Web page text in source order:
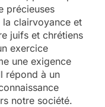
précieuses
clairvoyance et
juifs et chrétiens
exercice
une exigence
répond à un
notre société.